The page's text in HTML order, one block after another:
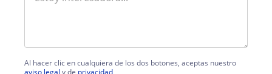
Al hacer clic en cualquiera de los dos botones, aceptas nuestro
aviso legal y de privacidad